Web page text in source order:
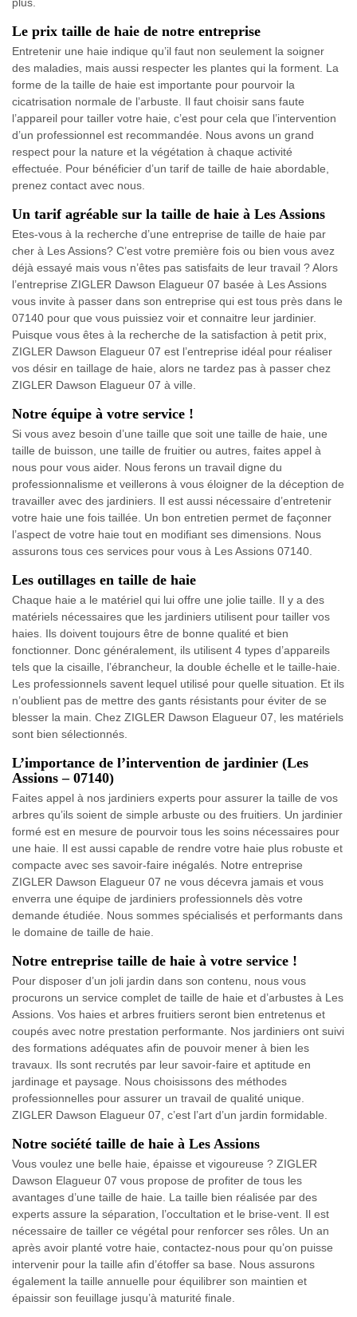
plus.
Le prix taille de haie de notre entreprise
Entretenir une haie indique qu’il faut non seulement la soigner
des maladies, mais aussi respecter les plantes qui la forment. La
forme de la taille de haie est importante pour pourvoir la
cicatrisation normale de l’arbuste. Il faut choisir sans faute
l’appareil pour tailler votre haie, c’est pour cela que l’intervention
d’un professionnel est recommandée. Nous avons un grand
respect pour la nature et la végétation à chaque activité
effectuée. Pour bénéficier d’un tarif de taille de haie abordable,
prenez contact avec nous.
Un tarif agréable sur la taille de haie à Les Assions
Etes-vous à la recherche d’une entreprise de taille de haie par
cher à Les Assions? C’est votre première fois ou bien vous avez
déjà essayé mais vous n’êtes pas satisfaits de leur travail ? Alors
l’entreprise ZIGLER Dawson Elagueur 07 basée à Les Assions
vous invite à passer dans son entreprise qui est tous près dans le
07140 pour que vous puissiez voir et connaitre leur jardinier.
Puisque vous êtes à la recherche de la satisfaction à petit prix,
ZIGLER Dawson Elagueur 07 est l’entreprise idéal pour réaliser
vos désir en taillage de haie, alors ne tardez pas à passer chez
ZIGLER Dawson Elagueur 07 à ville.
Notre équipe à votre service !
Si vous avez besoin d’une taille que soit une taille de haie, une
taille de buisson, une taille de fruitier ou autres, faites appel à
nous pour vous aider. Nous ferons un travail digne du
professionnalisme et veillerons à vous éloigner de la déception de
travailler avec des jardiniers. Il est aussi nécessaire d’entretenir
votre haie une fois taillée. Un bon entretien permet de façonner
l’aspect de votre haie tout en modifiant ses dimensions. Nous
assurons tous ces services pour vous à Les Assions 07140.
Les outillages en taille de haie
Chaque haie a le matériel qui lui offre une jolie taille. Il y a des
matériels nécessaires que les jardiniers utilisent pour tailler vos
haies. Ils doivent toujours être de bonne qualité et bien
fonctionner. Donc généralement, ils utilisent 4 types d’appareils
tels que la cisaille, l’ébrancheur, la double échelle et le taille-haie.
Les professionnels savent lequel utilisé pour quelle situation. Et ils
n’oublient pas de mettre des gants résistants pour éviter de se
blesser la main. Chez ZIGLER Dawson Elagueur 07, les matériels
sont bien sélectionnés.
L’importance de l’intervention de jardinier (Les
Assions – 07140)
Faites appel à nos jardiniers experts pour assurer la taille de vos
arbres qu’ils soient de simple arbuste ou des fruitiers. Un jardinier
formé est en mesure de pourvoir tous les soins nécessaires pour
une haie. Il est aussi capable de rendre votre haie plus robuste et
compacte avec ses savoir-faire inégalés. Notre entreprise
ZIGLER Dawson Elagueur 07 ne vous décevra jamais et vous
enverra une équipe de jardiniers professionnels dès votre
demande étudiée. Nous sommes spécialisés et performants dans
le domaine de taille de haie.
Notre entreprise taille de haie à votre service !
Pour disposer d’un joli jardin dans son contenu, nous vous
procurons un service complet de taille de haie et d’arbustes à Les
Assions. Vos haies et arbres fruitiers seront bien entretenus et
coupés avec notre prestation performante. Nos jardiniers ont suivi
des formations adéquates afin de pouvoir mener à bien les
travaux. Ils sont recrutés par leur savoir-faire et aptitude en
jardinage et paysage. Nous choisissons des méthodes
professionnelles pour assurer un travail de qualité unique.
ZIGLER Dawson Elagueur 07, c’est l’art d’un jardin formidable.
Notre société taille de haie à Les Assions
Vous voulez une belle haie, épaisse et vigoureuse ? ZIGLER
Dawson Elagueur 07 vous propose de profiter de tous les
avantages d’une taille de haie. La taille bien réalisée par des
experts assure la séparation, l’occultation et le brise-vent. Il est
nécessaire de tailler ce végétal pour renforcer ses rôles. Un an
après avoir planté votre haie, contactez-nous pour qu’on puisse
intervenir pour la taille afin d’étoffer sa base. Nous assurons
également la taille annuelle pour équilibrer son maintien et
épaissir son feuillage jusqu’à maturité finale.